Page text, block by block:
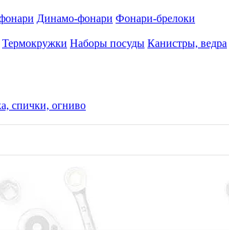
Динамо-фонари Фонари-брелоки
Термокружки Наборы посуды Канистры, ведра
спички, огниво